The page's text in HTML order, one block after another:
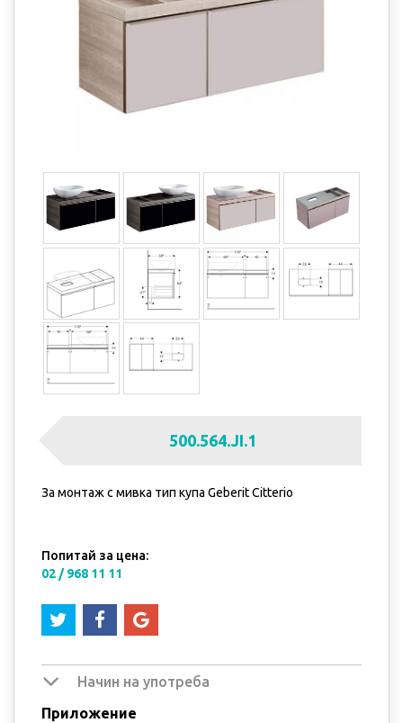
500.564.JI.1
За монтаж с мивка тип купа Geberit Citterio
Попитай за цена:
02 / 968 11 11
Начин на употреба
Приложение